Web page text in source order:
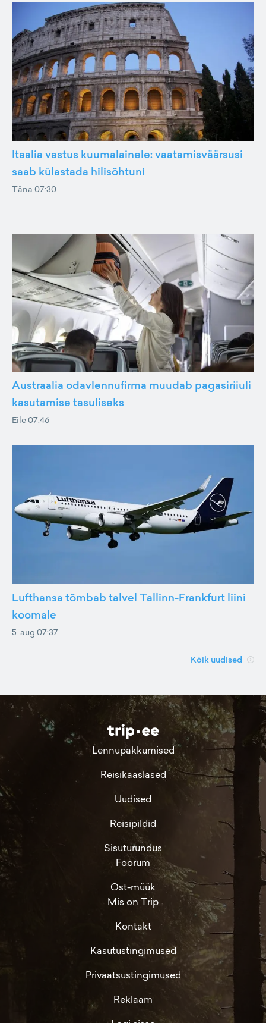
Itaalia vastus kuumalainele: vaatamisväärsusi
saab külastada hilisõhtuni
Täna 07:30
Austraalia odavlennufirma muudab pagasiriiuli
kasutamise tasuliseks
Eile 07:46
Lufthansa tõmbab talvel Tallinn-Frankfurt liini
koomale
5. aug 07:37
Kõik uudised
Lennupakkumised
Reisikaaslased
Uudised
Reisipildid
Sisuturundus
Foorum
Ost-müük
Mis on Trip
Kontakt
Kasutustingimused
Privaatsustingimused
Reklaam